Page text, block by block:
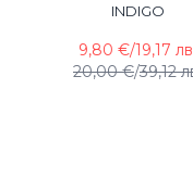
INDIGO
20,00 €/39,12
9,80 €/19,17